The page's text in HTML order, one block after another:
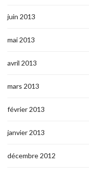
juin 2013
mai 2013
avril 2013
mars 2013
février 2013
janvier 2013
décembre 2012